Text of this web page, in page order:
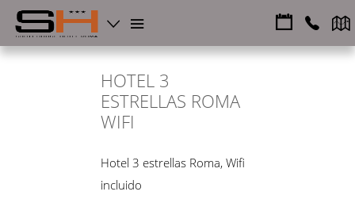
HOTEL 3
ESTRELLAS ROMA
WIFI
Hotel 3 estrellas Roma, Wifi
incluido